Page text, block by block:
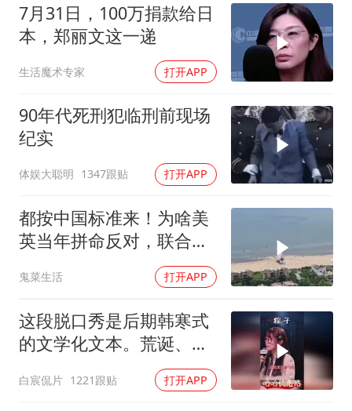
我国外贸延续良好增长态势
“新疆阿勒泰八月能滑雪”不实
日本试射“战斧”导弹，国防部回应
夯实基础开新局
7月31日，100万捐款给日
本，郑丽文这一递
生活魔术专家 打开APP
90年代死刑犯临刑前现场
纪实
体娱大聪明 1347跟贴 打开APP
都按中国标准来！为啥美
英当年拼命反对，联合国
鬼菜生活 打开APP
这段脱口秀是后期韩寒式
的文学化文本。荒诞、激
白宸侃片 1221跟贴 打开APP